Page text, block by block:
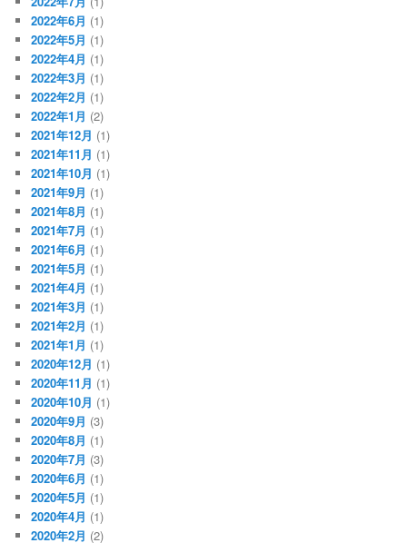
2022年6月 (1)
2022年5月 (1)
2022年4月 (1)
2022年3月 (1)
2022年2月 (1)
2022年1月 (2)
2021年12月 (1)
2021年11月 (1)
2021年10月 (1)
2021年9月 (1)
2021年8月 (1)
2021年7月 (1)
2021年6月 (1)
2021年5月 (1)
2021年4月 (1)
2021年3月 (1)
2021年2月 (1)
2021年1月 (1)
2020年12月 (1)
2020年11月 (1)
2020年10月 (1)
2020年9月 (3)
2020年8月 (1)
2020年7月 (3)
2020年6月 (1)
2020年5月 (1)
2020年4月 (1)
2020年2月 (2)